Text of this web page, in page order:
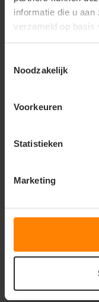
informatie die u
verzameld op basis
Noodzakelijk
Voorkeuren
Statistieken
Marketing